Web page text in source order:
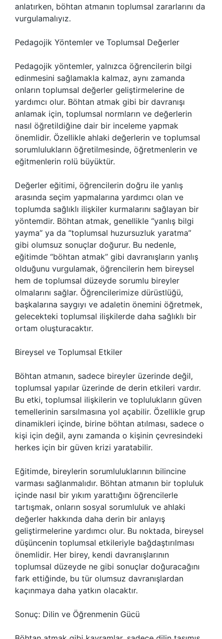
anlatırken, böhtan atmanın toplumsal zararlarını da
vurgulamalıyız.
Pedagojik Yöntemler ve Toplumsal Değerler
Pedagojik yöntemler, yalnızca öğrencilerin bilgi
edinmesini sağlamakla kalmaz, aynı zamanda
onların toplumsal değerler geliştirmelerine de
yardımcı olur. Böhtan atmak gibi bir davranışı
anlamak için, toplumsal normların ve değerlerin
nasıl öğretildiğine dair bir inceleme yapmak
önemlidir. Özellikle ahlaki değerlerin ve toplumsal
sorumlulukların öğretilmesinde, öğretmenlerin ve
eğitmenlerin rolü büyüktür.
Değerler eğitimi, öğrencilerin doğru ile yanlış
arasında seçim yapmalarına yardımcı olan ve
toplumda sağlıklı ilişkiler kurmalarını sağlayan bir
yöntemdir. Böhtan atmak, genellikle “yanlış bilgi
yayma” ya da “toplumsal huzursuzluk yaratma”
gibi olumsuz sonuçlar doğurur. Bu nedenle,
eğitimde “böhtan atmak” gibi davranışların yanlış
olduğunu vurgulamak, öğrencilerin hem bireysel
hem de toplumsal düzeyde sorumlu bireyler
olmalarını sağlar. Öğrencilerimize dürüstlüğü,
başkalarına saygıyı ve adaletin önemini öğretmek,
gelecekteki toplumsal ilişkilerde daha sağlıklı bir
ortam oluşturacaktır.
Bireysel ve Toplumsal Etkiler
Böhtan atmanın, sadece bireyler üzerinde değil,
toplumsal yapılar üzerinde de derin etkileri vardır.
Bu etki, toplumsal ilişkilerin ve toplulukların güven
temellerinin sarsılmasına yol açabilir. Özellikle grup
dinamikleri içinde, birine böhtan atılması, sadece o
kişi için değil, aynı zamanda o kişinin çevresindeki
herkes için bir güven krizi yaratabilir.
Eğitimde, bireylerin sorumluluklarının bilincine
varması sağlanmalıdır. Böhtan atmanın bir topluluk
içinde nasıl bir yıkım yarattığını öğrencilerle
tartışmak, onların sosyal sorumluluk ve ahlaki
değerler hakkında daha derin bir anlayış
geliştirmelerine yardımcı olur. Bu noktada, bireysel
düşüncenin toplumsal etkileriyle bağdaştırılması
önemlidir. Her birey, kendi davranışlarının
toplumsal düzeyde ne gibi sonuçlar doğuracağını
fark ettiğinde, bu tür olumsuz davranışlardan
kaçınmaya daha yatkın olacaktır.
Sonuç: Dilin ve Öğrenmenin Gücü